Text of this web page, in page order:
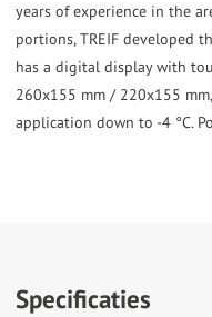
years of experience in the
portions, TREIF developed
has a digital display with
260x155 mm / 220x155
application down to -4 °C.
Specificaties